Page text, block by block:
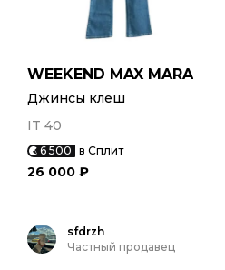
WEEKEND MAX MARA
Джинсы клеш
IT 40
6 500 в Сплит
26 000 ₽
sfdrzh
Частный продавец